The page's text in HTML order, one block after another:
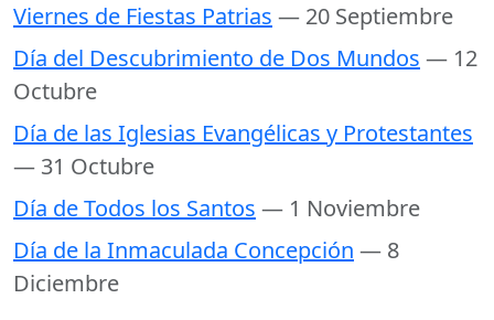
Viernes de Fiestas Patrias — 20 Septiembre
Día del Descubrimiento de Dos Mundos — 12
Octubre
Día de las Iglesias Evangélicas y Protestantes
— 31 Octubre
Día de Todos los Santos — 1 Noviembre
Día de la Inmaculada Concepción — 8
Diciembre